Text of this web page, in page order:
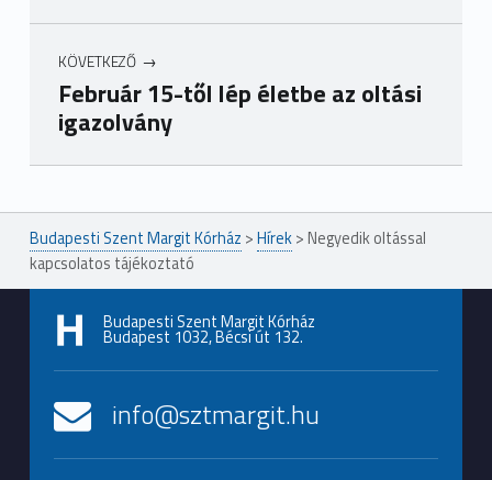
KÖVETKEZŐ
Február 15-től lép életbe az oltási
igazolvány
Ugrás a főmenühöz
Budapesti Szent Margit Kórház >Hírek> Negyedik oltással
kapcsolatos tájékoztató
Budapesti Szent Margit Kórház
Budapest 1032, Bécsi út 132.
info@sztmargit.hu